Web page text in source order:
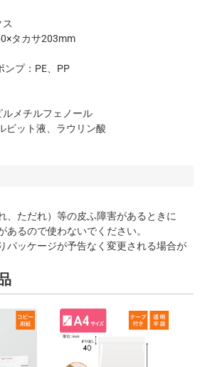
タカサ203mm
ンプ：PE、PP
メチルフェノール
ビット液、ラウリン酸
、ただれ）等の皮ふ障害があるときに
あるので使わないでください。
パッケージが予告なく変更される場合が